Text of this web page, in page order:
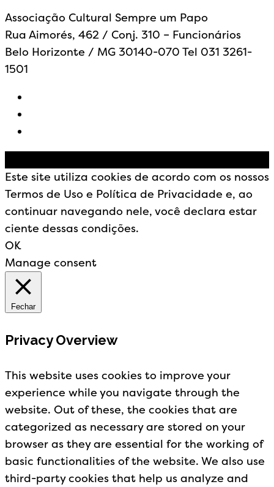
Associação Cultural Sempre um Papo
Rua Aimorés, 462 / Conj. 310 – Funcionários
Belo Horizonte / MG 30140-070 Tel 031 3261-
1501
Este site utiliza cookies de acordo com os nossos
Termos de Uso e Política de Privacidade e, ao
continuar navegando nele, você declara estar
ciente dessas condições.
OK
Manage consent
Fechar
Privacy Overview
This website uses cookies to improve your
experience while you navigate through the
website. Out of these, the cookies that are
categorized as necessary are stored on your
browser as they are essential for the working of
basic functionalities of the website. We also use
third-party cookies that help us analyze and